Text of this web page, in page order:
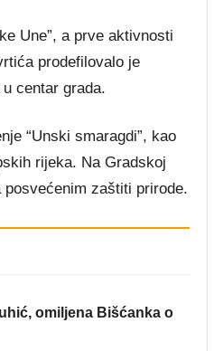
Une”, a prve aktivnosti
prodefilovalo je
centar grada.
“Unski smaragdi”, kao
rijeka. Na Gradskoj
zaštiti prirode.
omiljena Bišćanka o